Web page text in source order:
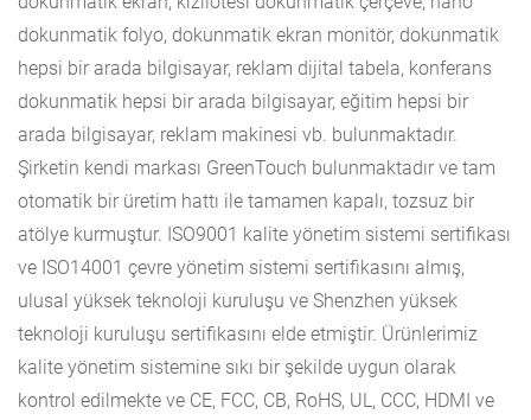
dokunmatik folyo, dokunmatik ekran monitör, dokunmatik
hepsi bir arada bilgisayar, reklam dijital tabela, konferans
dokunmatik hepsi bir arada bilgisayar, eğitim hepsi bir
arada bilgisayar, reklam makinesi vb. bulunmaktadır.
Şirketin kendi markası GreenTouch bulunmaktadır ve tam
otomatik bir üretim hattı ile tamamen kapalı, tozsuz bir
atölye kurmuştur. ISO9001 kalite yönetim sistemi sertifikası
ve ISO14001 çevre yönetim sistemi sertifikasını almış,
ulusal yüksek teknoloji kuruluşu ve Shenzhen yüksek
teknoloji kuruluşu sertifikasını elde etmiştir. Ürünlerimiz
kalite yönetim sistemine sıkı bir şekilde uygun olarak
kontrol edilmekte ve CE, FCC, CB, RoHS, UL, CCC, HDMI ve